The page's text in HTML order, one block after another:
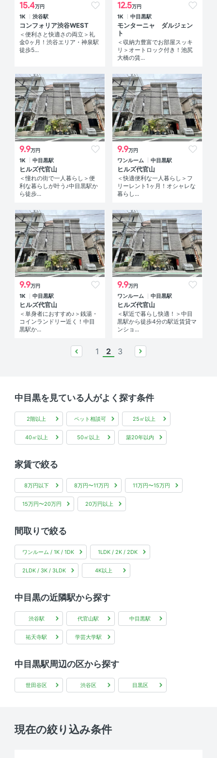
15.4万円
1K 渋谷駅
コンフォリア渋谷WEST
＜便利さと快適さの両立＞礼
金0ヶ月！渋谷エリア・神泉駅
徒歩5...
12.5万円
1K 中目黒駅
モンターニャ ダルジェン
ト
＜収納力豊富でお部屋スッキ
リ＞オートロック付き！池尻
大橋の賃...
9.9万円
1K 中目黒駅
ヒルズ代官山
＜憧れの街で一人暮らし＞便
利な暮らしが叶う♪中目黒駅か
ら徒歩...
9.9万円
ワンルーム 中目黒駅
ヒルズ代官山
＜快適便利な一人暮らし＞フ
リーレント1ヶ月！オシャレな
暮らし...
9.9万円
1K 中目黒駅
ヒルズ代官山
＜単身者におすすめ♪＞銭湯・
コインランドリー近く！中目
黒駅か...
9.9万円
ワンルーム 中目黒駅
ヒルズ代官山
＜駅近で暮らし快適！＞中目
黒駅から徒歩4分の駅近賃貸マ
ンショ...
prev
1 2 3
中目黒を見ている人がよく探す条件
2階以上 ペット相談可 25㎡以上
40㎡以上 50㎡以上 築20年以内
家賃で絞る
8万円以下 8万円〜11万円 11万円〜15万円
15万円〜20万円 20万円以上
間取りで絞る
ワンルーム / 1K / 1DK 1LDK / 2K / 2DK
2LDK / 3K / 3LDK 4K以上
中目黒の近隣駅から探す
渋谷駅 代官山駅 中目黒駅
祐天寺駅 学芸大学駅
中目黒駅周辺の区から探す
世田谷区 渋谷区 目黒区
現在の絞り込み条件